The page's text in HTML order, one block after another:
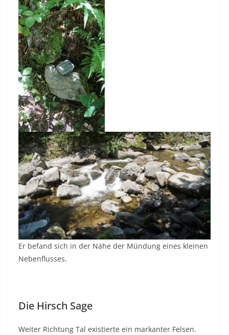
Er befand sich in der Nähe der Mündung eines kleinen
Nebenflusses.
Die Hirsch Sage
Weiter Richtung Tal existierte ein markanter Felsen.